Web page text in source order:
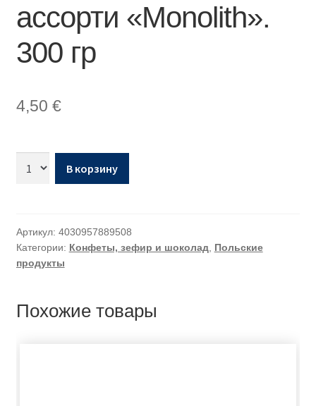
ассорти «Monolith».
300 гр
4,50 €
В корзину
Артикул: 4030957889508
Категории: Конфеты, зефир и шоколад, Польские
продукты
Похожие товары